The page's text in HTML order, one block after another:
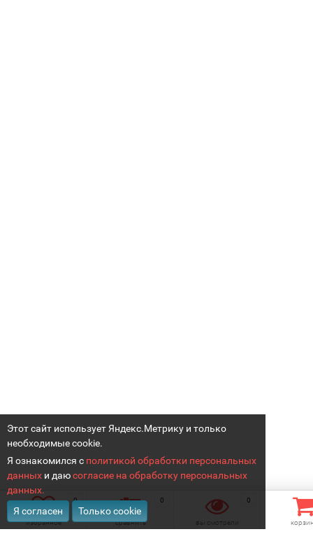
Этот сайт использует Яндекс.Метрику и только
необходимые cookie.
Я ознакомился с политикой обработки персональных
данных и даюсогласие на обработку персональных
данных.
Я согласен
Только cookie
0
избранное
0
сравнить
0
вы смотрели